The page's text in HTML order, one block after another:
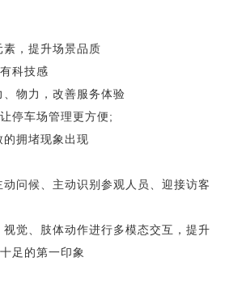
，提升场景品质
科技感
物力，改善服务体验
停车场管理更方便;
拥堵现象出现
问候、主动识别参观人员、迎接访客
觉、肢体动作进行多模态交互，提升
足的第一印象